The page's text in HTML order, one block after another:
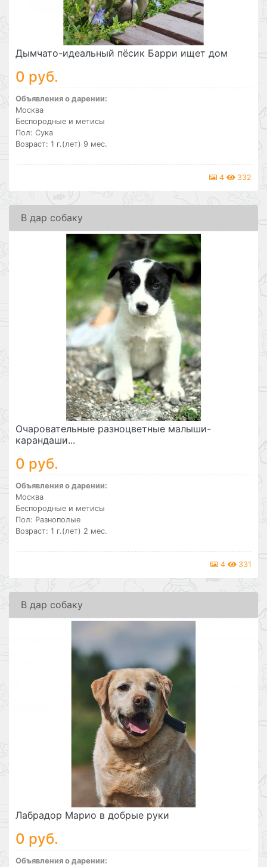
Дымчато-идеальный пёсик Барри ищет дом
0 руб.
Объявления о дарении:
Москва
Беспородные и метисы
Пол: Сука
Возраст: 1 г.(лет) 9 мес.
4 332
В дар собаку
Очаровательные разноцветные малыши-
карандаши...
0 руб.
Объявления о дарении:
Москва
Беспородные и метисы
Пол: Разнополые
Возраст: 1 г.(лет) 2 мес.
4 331
В дар собаку
Лабрадор Марио в добрые руки
0 руб.
Объявления о дарении: